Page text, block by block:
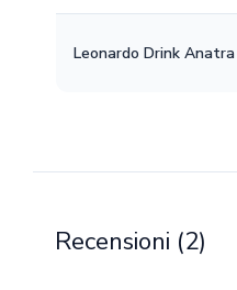
Leonardo Drink Anatra
Recensioni (2)